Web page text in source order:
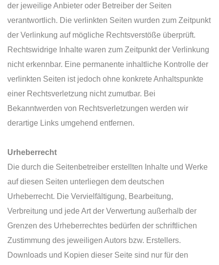
der jeweilige Anbieter oder Betreiber der Seiten
verantwortlich. Die verlinkten Seiten wurden zum Zeitpunkt
der Verlinkung auf mögliche Rechtsverstöße überprüft.
Rechtswidrige Inhalte waren zum Zeitpunkt der Verlinkung
nicht erkennbar. Eine permanente inhaltliche Kontrolle der
verlinkten Seiten ist jedoch ohne konkrete Anhaltspunkte
einer Rechtsverletzung nicht zumutbar. Bei
Bekanntwerden von Rechtsverletzungen werden wir
derartige Links umgehend entfernen.
Urheberrecht
Die durch die Seitenbetreiber erstellten Inhalte und Werke
auf diesen Seiten unterliegen dem deutschen
Urheberrecht. Die Vervielfältigung, Bearbeitung,
Verbreitung und jede Art der Verwertung außerhalb der
Grenzen des Urheberrechtes bedürfen der schriftlichen
Zustimmung des jeweiligen Autors bzw. Erstellers.
Downloads und Kopien dieser Seite sind nur für den